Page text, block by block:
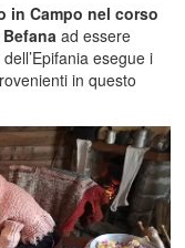
in Campo nel corso
ad essere
esegue i
in questo